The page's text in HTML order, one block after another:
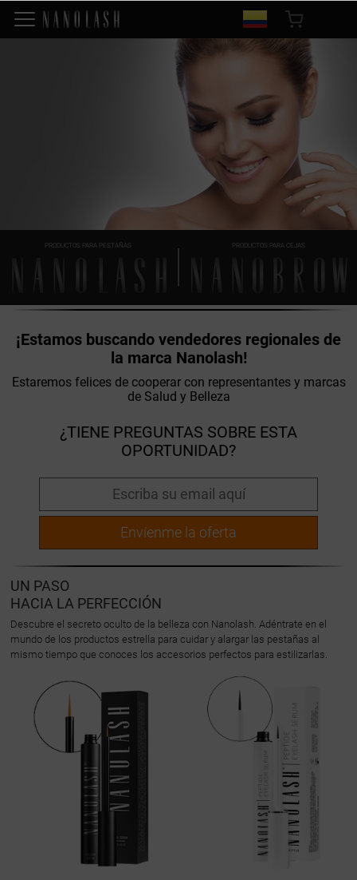
PRODUCTOS PARA PESTAÑAS PRODUCTOS PARA CEJAS
¡Estamos buscando vendedores regionales de
la marca Nanolash!
Estaremos felices de cooperar con representantes y marcas
de Salud y Belleza
¿TIENE PREGUNTAS SOBRE ESTA
OPORTUNIDAD?
Envíenme la oferta
UN PASO
HACIA LA PERFECCIÓN
Descubre el secreto oculto de la belleza con Nanolash. Adéntrate en el
mundo de los productos estrella para cuidar y alargar las pestañas al
mismo tiempo que conoces los accesorios perfectos para estilizarlas.